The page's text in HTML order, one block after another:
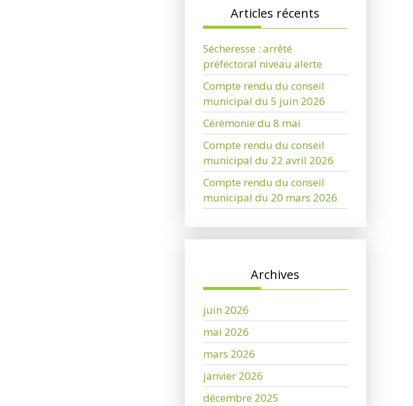
Articles récents
Sécheresse : arrêté
préfectoral niveau alerte
Compte rendu du conseil
municipal du 5 juin 2026
Cérémonie du 8 mai
Compte rendu du conseil
municipal du 22 avril 2026
Compte rendu du conseil
municipal du 20 mars 2026
Archives
juin 2026
mai 2026
mars 2026
janvier 2026
décembre 2025